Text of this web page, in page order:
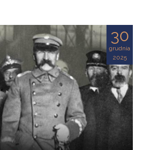
30
grudnia
2025